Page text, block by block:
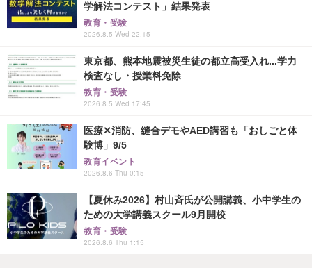
学解法コンテスト」結果発表
教育・受験
2026.8.5 Wed 22:15
東京都、熊本地震被災生徒の都立高受入れ...学力
検査なし・授業料免除
教育・受験
2026.8.5 Wed 17:45
医療✕消防、縫合デモやAED講習も「おしごと体
験博」9/5
教育イベント
2026.8.6 Thu 0:15
【夏休み2026】村山斉氏が公開講義、小中学生の
ための大学講義スクール9月開校
教育・受験
2026.8.6 Thu 1:15